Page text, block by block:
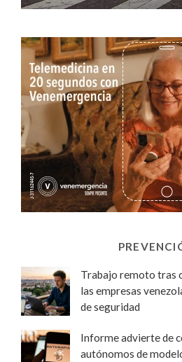
Trabajo remoto tras
las empresas
de seguridad
Informe advierte de
autónomos de